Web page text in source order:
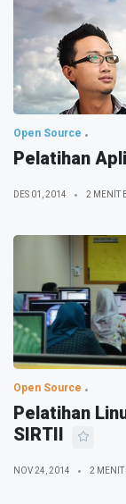
Open Source
Pelatihan
DES 01, 2014 2 MENIT
Open Source
Pelatihan
SIRTII
NOV 24, 2014 2